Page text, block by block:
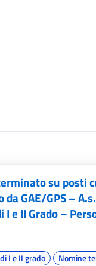
su posti
GAE/GPS –
e II Grado –
I e II grado
Nomine